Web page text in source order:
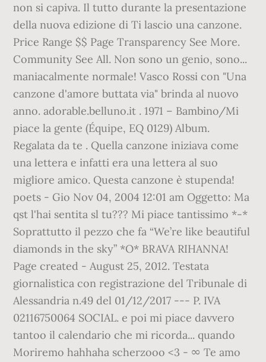
non si capiva. Il tutto durante la presentazione
della nuova edizione di Ti lascio una canzone.
Price Range $$ Page Transparency See More.
Community See All. Non sono un genio, sono...
maniacalmente normale! Vasco Rossi con "Una
canzone d'amore buttata via" brinda al nuovo
anno. adorable.belluno.it . 1971 – Bambino/Mi
piace la gente (Équipe, EQ 0129) Album.
Regalata da te . Quella canzone iniziava come
una lettera e infatti era una lettera al suo
migliore amico. Questa canzone è stupenda!
poets - Gio Nov 04, 2004 12:01 am Oggetto: Ma
qst l'hai sentita sl tu??? Mi piace tantissimo *-*
Soprattutto il pezzo che fa “We’re like beautiful
diamonds in the sky” *O* BRAVA RIHANNA!
Page created - August 25, 2012. Testata
giornalistica con registrazione del Tribunale di
Alessandria n.49 del 01/12/2017 --- P. IVA
02116750064 SOCIAL. e poi mi piace davvero
tantoo il calendario che mi ricorda... quando
Moriremo hahhaha scherzooo <3 - ∞ Te amo